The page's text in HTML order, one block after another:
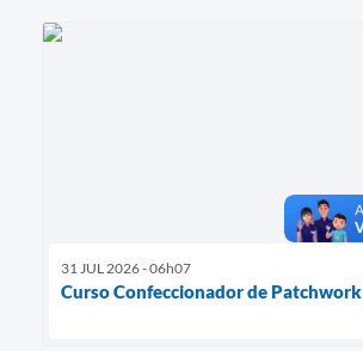
31 JUL 2026 - 06h07
Curso Confeccionador de Patchwork